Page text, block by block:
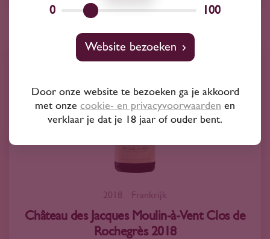
2018 Frankrijk
Château des Jacques Moulin-à-Vent Clos de
Rochegrès 2018
0 100
Website bezoeken
Door onze website te bezoeken ga je akkoord
met onze cookie- en privacyvoorwaarden en
verklaar je dat je 18 jaar of ouder bent.